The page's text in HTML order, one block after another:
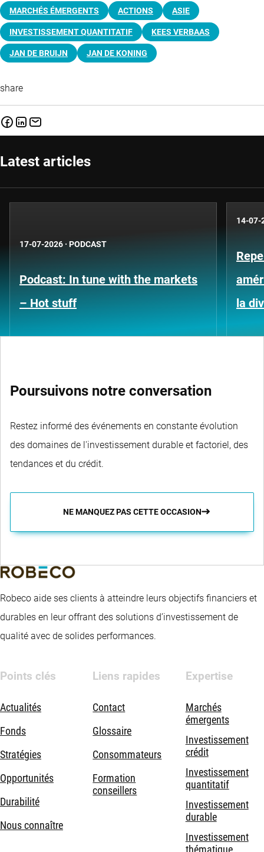
MARCHÉS ÉMERGENTS ACTIONS ASIE
INVESTISSEMENT QUANTITATIF KEES VERBAAS
JAN DE BRUIJN JAN DE KONING
share
Latest articles
17-07-2026 · PODCAST
Podcast: In tune with the markets
– Hot stuff
14-07-
la
Poursuivons notre conversation
Restez informé des événements en constante évolution
des domaines de l'investissement durable et factoriel, des
tendances et du crédit.
NE MANQUEZ PAS CETTE OCCASION
Robeco aide ses clients à atteindre leurs objectifs financiers et
durables en leur offrant des solutions d’investissement de
qualité avec de solides performances.
Points clés
Actualités
Fonds
Stratégies
Opportunités
Durabilité
Nous connaître
Liens rapides
Contact
Glossaire
Consommateurs
Formation
conseillers
Expertise
Marchés
émergents
Investissement
crédit
Investissement
quantitatif
Investissement
durable
Investissement